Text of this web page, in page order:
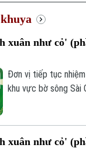
xuân như cỏ'
Đơn vị tiếp tục
khu vực bờ sông Sài
thần cảnh giác cao
xuân như cỏ'